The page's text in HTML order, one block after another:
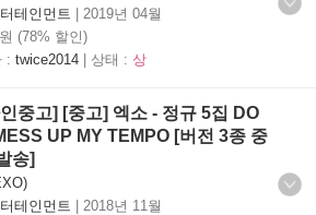
테인먼트 | 2019년 04월
원 (78% 할인)
: twice2014 | 상태 : 상
중고] [중고] 엑소 - 정규 5집 DO
UP MY TEMPO [버전 3종 중
송]
테인먼트 | 2018년 11월